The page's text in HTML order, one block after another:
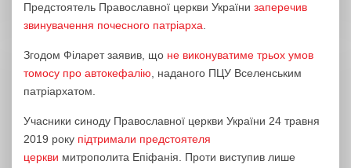
Предстоятель Православної церкви України заперечив
звинувачення почесного патріарха.
Згодом Філарет заявив, що не виконуватиме трьох умов
томосу про автокефалію, наданого ПЦУ Вселенським
патріархатом.
Учасники синоду Православної церкви України 24 травня
2019 року підтримали предстоятеля
церкви митрополита Епіфанія. Проти виступив лише